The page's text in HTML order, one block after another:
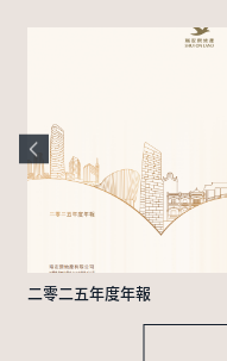
二零二五年度年報